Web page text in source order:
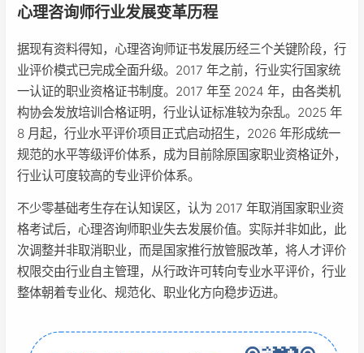
心理咨询师行业发展变革历程
据现有资料得知，心理咨询师证书发展历经三个关键阶段，行
业评价模式已完成全面升级。2017 年之前，行业实行国家统
一认证的职业资格证书制度。2017 年至 2024 年，由各类机
构协会发放培训合格证明，行业认证标准较为杂乱。2025 年
8 月起，行业水平评价项目正式启动招生，2026 年形成统一
规范的水平等级评价体系，成为目前除原国家职业资格证外，
行业认可度较高的专业评价体系。
不少零基础考生存在认知误区，认为 2017 年取消国家职业资
格考试后，心理咨询师职业失去发展价值。实际并非如此，此
次调整并非取消职业，而是国家推行放管服改革，将人才评价
权限交由行业自主管理，从行政许可转向专业水平评价，行业
整体朝着专业化、规范化、职业化方向稳步迈进。